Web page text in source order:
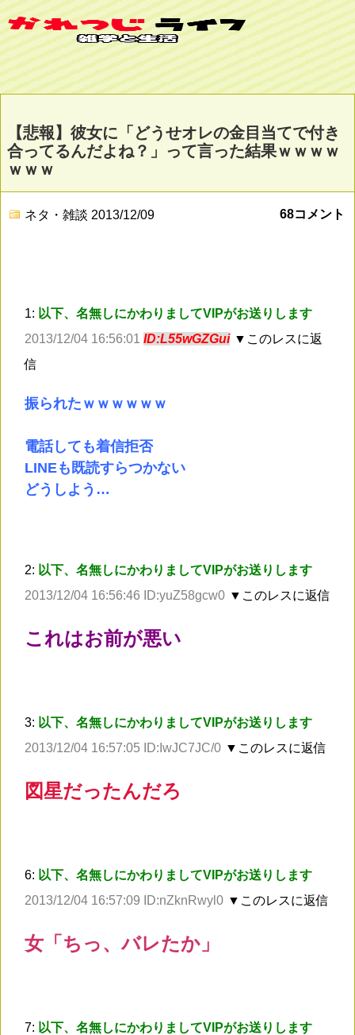
【悲報】彼女に「どうせオレの金目当てで付き
合ってるんだよね？」って言った結果ｗｗｗｗ
ｗｗｗ
ネタ・雑談 2013/12/09 68コメント
1: 以下、名無しにかわりましてVIPがお送りします
2013/12/04 16:56:01 ID:L55wGZGui ▼このレスに返
信
振られたｗｗｗｗｗｗ
電話しても着信拒否
LINEも既読すらつかない
どうしよう…
2: 以下、名無しにかわりましてVIPがお送りします
2013/12/04 16:56:46 ID:yuZ58gcw0 ▼このレスに返信
これはお前が悪い
3: 以下、名無しにかわりましてVIPがお送りします
2013/12/04 16:57:05 ID:IwJC7JC/0 ▼このレスに返信
図星だったんだろ
6: 以下、名無しにかわりましてVIPがお送りします
2013/12/04 16:57:09 ID:nZknRwyl0 ▼このレスに返信
女「ちっ、バレたか」
7: 以下、名無しにかわりましてVIPがお送りします